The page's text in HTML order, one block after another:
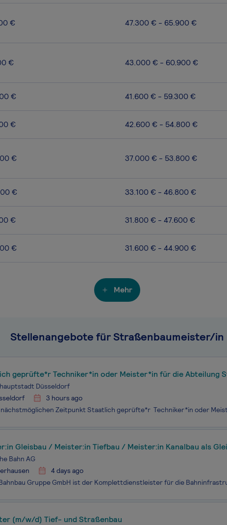
€ 47.300 € - 65.900 €
€ 43.000 € - 60.900 €
€ 41.600 € - 59.300 €
€ 42.600 € - 54.800 €
€ 37.000 € - 53.800 €
€ 33.100 € - 46.800 €
€ 31.800 € - 47.600 €
€ 31.600 € - 44.900 €
Mehr
Stellenangebote für Straßenbaumeister/in
oder Meister*in für die Abteilung Straßenbau im Amt
Düsseldorf
3 hours ago
Gleisbau / Meister:in Tiefbau / Meister:in Kanalbau als
Bahn AG
4 days ago
(m/w/d) Tief- und Straßenbau